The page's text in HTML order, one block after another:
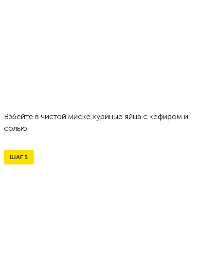
Взбейте в чистой миске куриные яйца с кефиром и
солью.
ШАГ 5